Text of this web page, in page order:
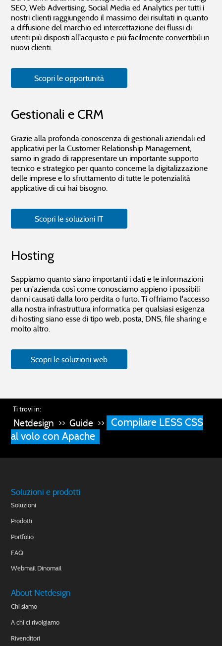
SEO, Web Advertising, Social Media ed Analytics per tutti i
nostri clienti raggiungendo il massimo dei risultati in quanto
a diffusione del marchio ed intercettazione dei flussi di
utenti più disposti all'acquisto e più facilmente convertibili in
nuovi clienti.
Scopri le opportunità
Gestionali e CRM
Grazie alla profonda conoscenza di gestionali aziendali ed
applicativi per la Customer Relationship Management,
siamo in grado di rappresentare un importante supporto
tecnico e strategico per quanto concerne la digitalizzazione
delle imprese e lo sfruttamento di tutte le potenzialità
applicative di cui hai bisogno.
Scopri le soluzioni IT
Hosting
Sappiamo quanto siano importanti i dati e le informazioni
per un'azienda così come conosciamo appieno i possibili
danni causati dalla loro perdita o furto. Ti offriamo l'accesso
alla nostra infrastruttura informatica per qualsiasi esigenza
di hosting siano esse di tipo web, posta, DNS, file sharing e
molto altro.
Scopri le soluzioni web
Ti trovi in:
Netdesign >> Guide >>
Compilare LESS CSS
al volo con Apache
Soluzioni e prodotti
Soluzioni
Prodotti
Portfolio
FAQ
Webmail Dinomail
About Netdesign
Chi siamo
A chi ci rivolgiamo
Rivenditori